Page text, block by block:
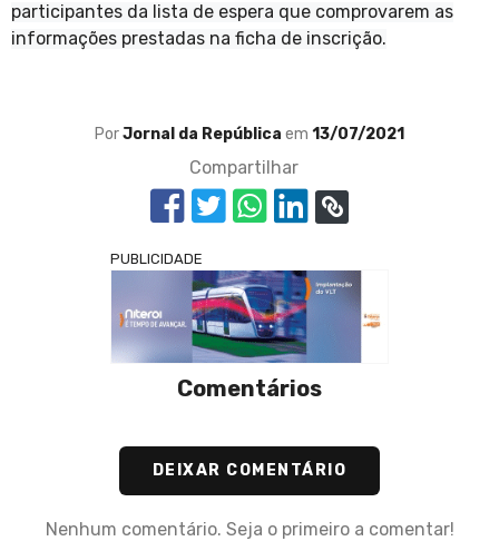
participantes da lista de espera que comprovarem as
informações prestadas na ficha de inscrição.
PorJornal da República em 13/07/2021
Compartilhar
PUBLICIDADE
Comentários
DEIXAR COMENTÁRIO
Nenhum comentário. Seja o primeiro a comentar!